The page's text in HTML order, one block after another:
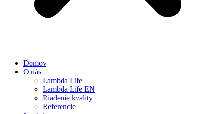
Domov
O nás
Lambda Life
Lambda Life EN
Riadenie kvality
Referencie